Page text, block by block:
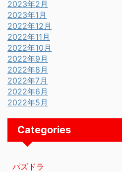
2023年2月
2023年1月
2022年12月
2022年11月
2022年10月
2022年9月
2022年8月
2022年7月
2022年6月
2022年5月
Categories
パズドラ